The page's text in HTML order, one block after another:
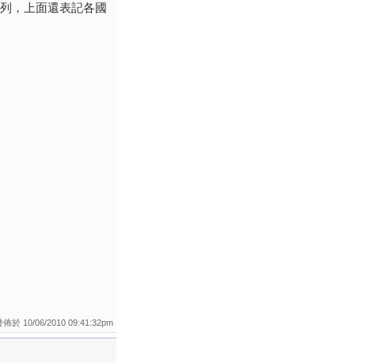
，上面還表記各國
佈於 10/06/2010 09:41:32pm